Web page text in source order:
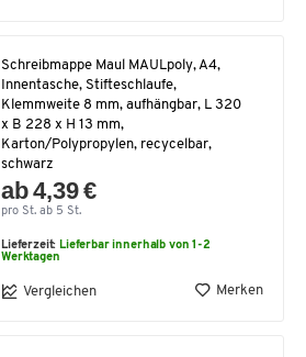
Schreibmappe Maul MAULpoly, A4,
Innentasche, Stifteschlaufe,
Klemmweite 8 mm, aufhängbar, L 320
x B 228 x H 13 mm,
Karton/Polypropylen, recycelbar,
schwarz
ab 4,39 €
pro St. ab 5 St.
Lieferzeit: Lieferbar innerhalb von 1-2
Werktagen
Vergleichen Merken